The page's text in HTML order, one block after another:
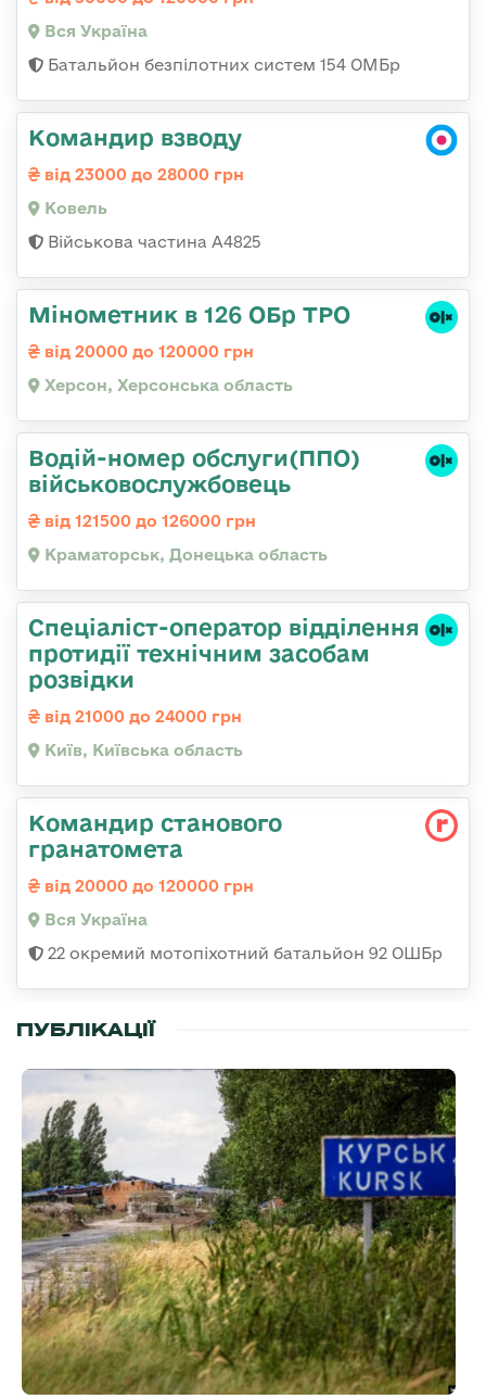
Вся Україна
Батальйон безпілотних систем 154 ОМБр
Командир взводу
від 23000 до 28000 грн
Ковель
Військова частина А4825
Мінометник в 126 ОБр ТРО
від 20000 до 120000 грн
Херсон, Херсонська область
Водій-номер обслуги(ППО)
військовослужбовець
від 121500 до 126000 грн
Краматорськ, Донецька область
Спеціаліст-оператор відділення
протидії технічним засобам
розвідки
від 21000 до 24000 грн
Київ, Київська область
Командир станового
гранатомета
від 20000 до 120000 грн
Вся Україна
22 окремий мотопіхотний батальйон 92 ОШБр
ПУБЛІКАЦІЇ